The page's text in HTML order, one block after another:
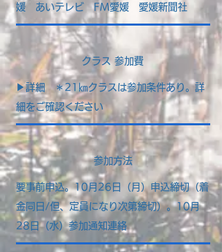
媛
あいテレビFM愛媛 愛媛新聞社
クラス 参加費
​▶詳細 ＊21㎞クラスは参加条件あり。詳
細をご確認ください
参加方法
​要事前申込。10月26日（月）申込締切（着
金同日/但、定員になり次第締切）。10月
28日（水）参加通知連絡